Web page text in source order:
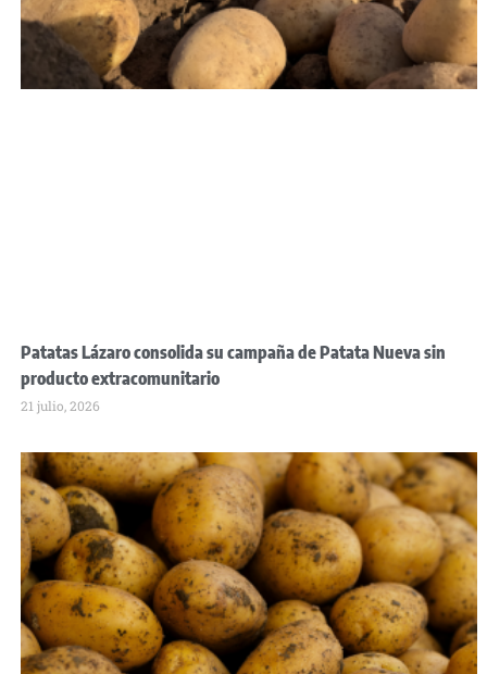
Patatas Lázaro consolida su campaña de Patata Nueva sin
producto extracomunitario
21 julio, 2026